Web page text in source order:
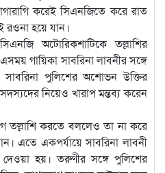
করেই সিএনজিতে করে রাত
রওনা হয়ে যান।
অটোরিকশাটিকে তল্লাশির
গায়িকা সাবরিনা লাবনীর সঙ্গে
পুলিশের অশোভন উক্তির
নিয়েও খারাপ মন্তব্য করেন
তল্লাশি করতে বললেও তা না করে
এতে একপর্যায়ে সাবরিনা লাবনী
হয়। তরুণীর সঙ্গে পুলিশের